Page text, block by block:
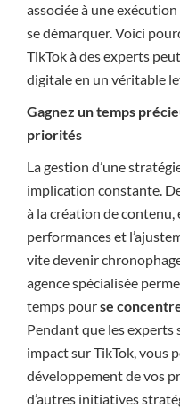
associée à une
se démarquer. Voici
TikTok à des experts
digitale en un véritable
Gagnez un temps
priorités
La gestion d’une
implication constante.
à la création de contenu,
performances et
vite devenir
agence spécialisée
temps pourse
Pendant que les experts
impact sur TikTok, vous
développement de vos
d’autres initiatives